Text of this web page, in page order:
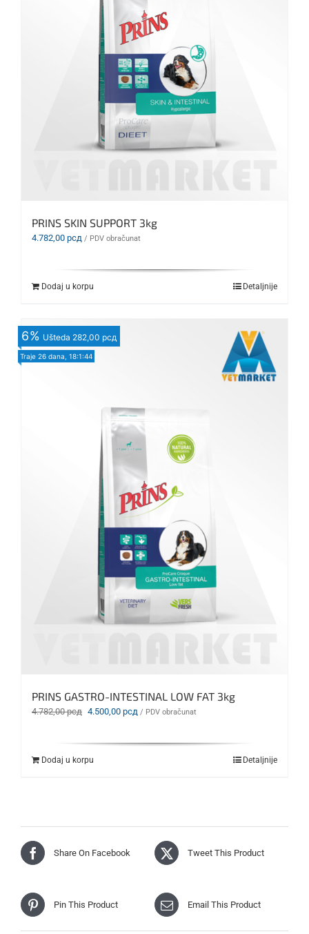
PRINS SKIN SUPPORT 3kg
4.782,00 рсд / PDV obračunat
Dodaj u korpu Detaljnije
6% Ušteda 282,00 рсд
Traje 26 dana, 18:1:42
PRINS GASTRO-INTESTINAL LOW FAT 3kg
4.782,00рсд Originalna
4.782,00 рсд.
4.500,00 рсд Trenutna
/ PDV obračunat
Dodaj u korpu Detaljnije
Share On Facebook Tweet This Product
Pin This Product Email This Product